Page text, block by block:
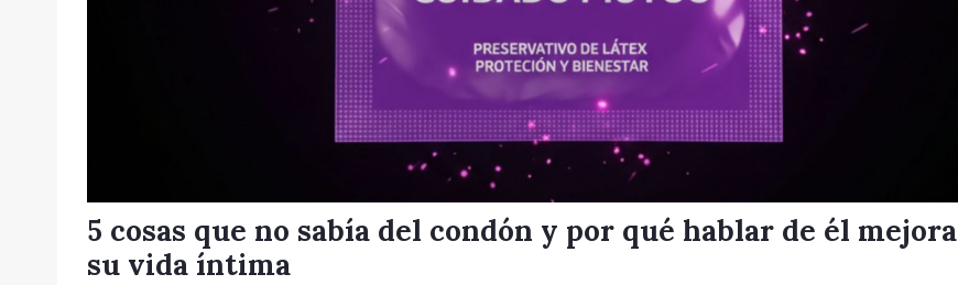
5 cosas que no sabía del condón y por qué hablar de él mejora
su vida íntima